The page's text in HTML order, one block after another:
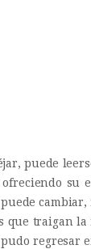
puede
su
que traigan
regresar